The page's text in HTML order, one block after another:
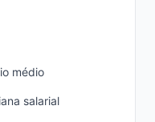
médio
salarial